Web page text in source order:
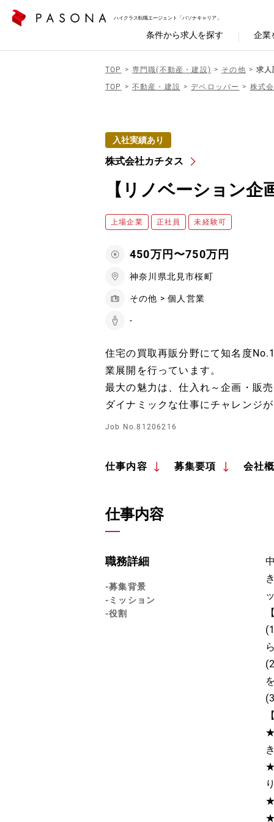
ハイクラス転職エージェント「パソナキャリア」
条件から求人を探す 企業
TOP 専門職(不動産・建設) その他
求
TOP
不動産・建設 デベロッパー 株式
入社実績あり
株式会社カチタス
【リノベーション
上場企業 正社員 未経験可
450万円〜750万円
神奈川県北見市桜町
その他 > 個人営業
-
住宅の買取再販分野にて知名度
業展開を行っています。
最大の魅力は、仕入れ～企画・販
ダイナミックな仕事にチャレンジ
Job No.81206216
仕事内容 募集要項 会社
仕事内容
職務詳細
-募集背景
-ミッション
-役割
★
★
★
★